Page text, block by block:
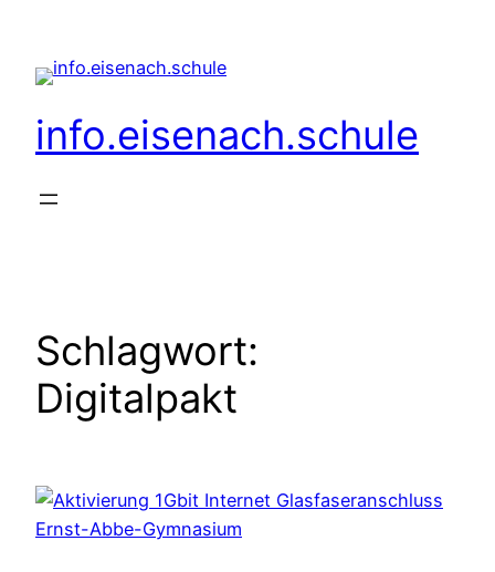
springen
info.eisenach.schule
Schlagwort:
Digitalpakt